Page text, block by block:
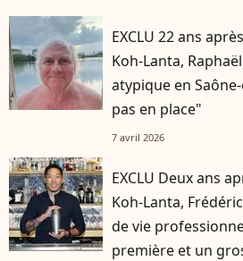
EXCLU 22 ans
Koh-Lanta,
atypique en
pas en place"
7 avril 2026
EXCLU Deux ans
Koh-Lanta,
de vie
première et un